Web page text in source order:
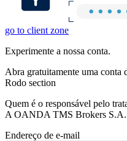
go to client zone
Experimente a nossa conta.
Abra gratuitamente uma conta
Rodo section
Quem é o responsável pelo
A OANDA TMS Brokers S.A.
Endereço de e-mail